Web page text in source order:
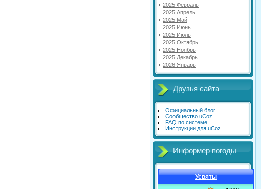
2025 Февраль
2025 Апрель
2025 Май
2025 Июнь
2025 Июль
2025 Октябрь
2025 Ноябрь
2025 Декабрь
2026 Январь
Друзья сайта
Официальный блог
Сообщество uCoz
FAQ по системе
Инструкции для uCoz
Информер погоды
Усвяты